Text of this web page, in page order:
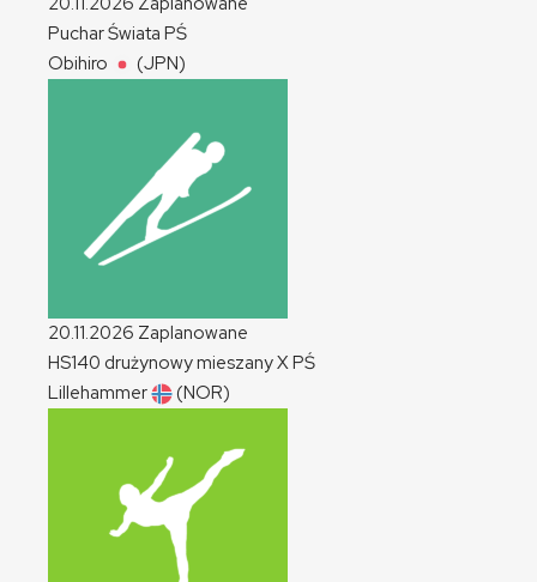
Puchar Świata PŚ
Obihiro
(JPN)
20.11.2026 Zaplanowane
HS140 drużynowy mieszanyXPŚ
Lillehammer
(NOR)